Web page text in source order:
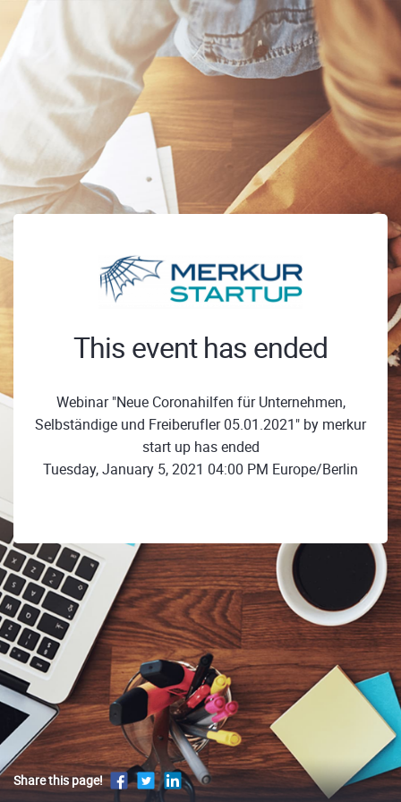
This event has ended
Webinar "Neue Coronahilfen für Unternehmen,
Selbständige und Freiberufler 05.01.2021" by merkur
start up has ended
Tuesday, January 5, 2021 04:00 PM Europe/Berlin
Share this page!